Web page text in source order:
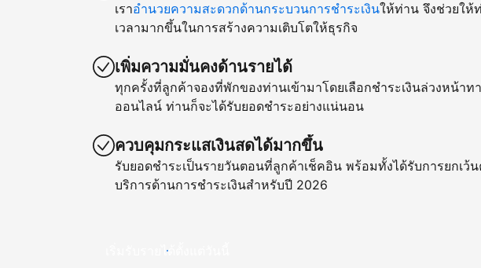
เราอำนวยความสะดวกด้านกระบวนการชำระเงินให้ท่าน จึงช่วยให้
เวลามากขึ้นในการสร้างความเติบโตให้ธุรกิจ
เพิ่มความมั่นคงด้านรายได้
ทุกครั้งที่ลูกค้าจองที่พักของท่านเข้ามาโดยเลือกชำระเงินล่วงหน้าท
ออนไลน์ ท่านก็จะได้รับยอดชำระอย่างแน่นอน
ควบคุมกระแสเงินสดได้มากขึ้น
รับยอดชำระเป็นรายวันตอนที่ลูกค้าเช็คอิน พร้อมทั้งได้รับการยกเว้
บริการด้านการชำระเงินสำหรับปี 2026
เริ่มรับรายได้ตั้งแต่วันนี้